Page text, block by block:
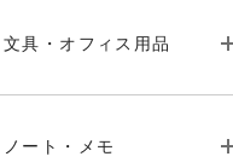
文具・オフィス用品
ノート・メモ